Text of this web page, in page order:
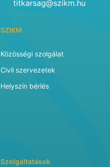
titkarsag@szikm.hu
SZIKM
Közösségi szolgálat
Civil szervezetek
Helyszín bérlés
Szolgáltatások